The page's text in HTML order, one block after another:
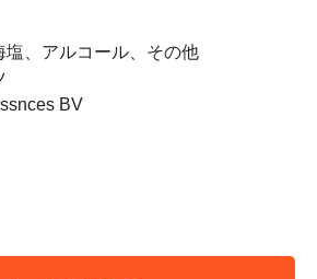
アルコール、その他
BV